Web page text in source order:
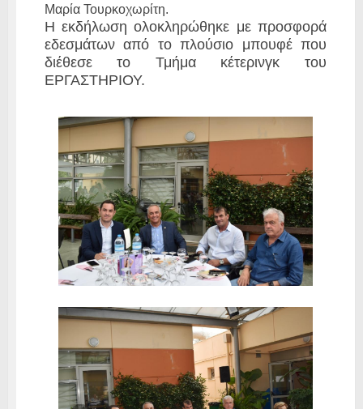
Μαρία Τουρκοχωρίτη.
Η εκδήλωση ολοκληρώθηκε με προσφορά
εδεσμάτων από το πλούσιο μπουφέ που
διέθεσε το Τμήμα κέτερινγκ του
ΕΡΓΑΣΤΗΡΙΟΥ.